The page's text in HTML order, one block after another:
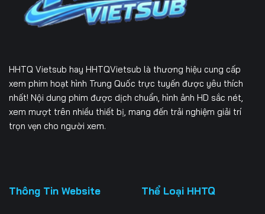
Tập 166 Tập 167 Tập 168
Tập 169
Tập 175 Tập 176 Tập 177
Tập 178 Tập 179 Tập 180
Tập 181
Tập 187 Tập 189
HHTQ Vietsub hay HHTQVietsub là thương hiệu cung cấp
xem phim hoạt hình Trung Quốc trực tuyến được yêu thích
nhất! Nội dung phim được dịch chuẩn, hình ảnh HD sắc nét,
xem mượt trên nhiều thiết bị, mang đến trải nghiệm giải trí
trọn vẹn cho người xem.
Thông Tin Website Thể Loại HHTQ